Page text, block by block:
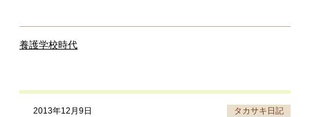
養護学校時代
2013年12月9日 タカサキ日記